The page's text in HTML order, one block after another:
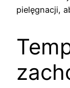
pielęgnacji,